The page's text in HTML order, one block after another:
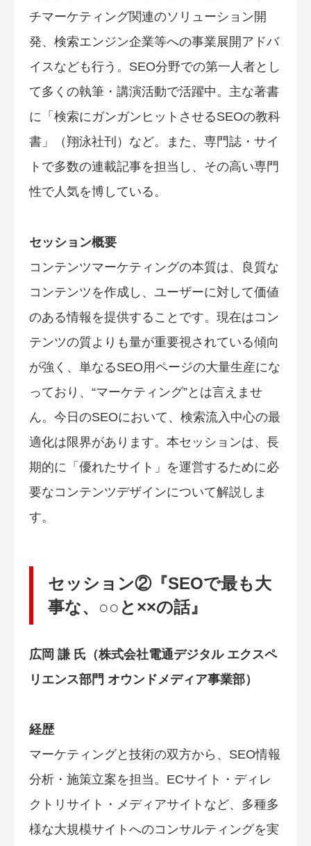
チマーケティング関連のソリューション開
発、検索エンジン企業等への事業展開アドバ
イスなども行う。SEO分野での第一人者とし
て多くの執筆・講演活動で活躍中。主な著書
に「検索にガンガンヒットさせるSEOの教科
書」（翔泳社刊）など。また、専門誌・サイ
トで多数の連載記事を担当し、その高い専門
性で人気を博している。
セッション概要
コンテンツマーケティングの本質は、良質な
コンテンツを作成し、ユーザーに対して価値
のある情報を提供することです。現在はコン
テンツの質よりも量が重要視されている傾向
が強く、単なるSEO用ページの大量生産にな
っており、“マーケティング”とは言えませ
ん。今日のSEOにおいて、検索流入中心の最
適化は限界があります。本セッションは、長
期的に「優れたサイト」を運営するために必
要なコンテンツデザインについて解説しま
す。
セッション②『SEOで最も大
事な、○○と××の話』
広岡 謙 氏（株式会社電通デジタル エクスペ
リエンス部門 オウンドメディア事業部）
経歴
マーケティングと技術の双方から、SEO情報
分析・施策立案を担当。ECサイト・ディレ
クトリサイト・メディアサイトなど、多種多
様な大規模サイトへのコンサルティングを実